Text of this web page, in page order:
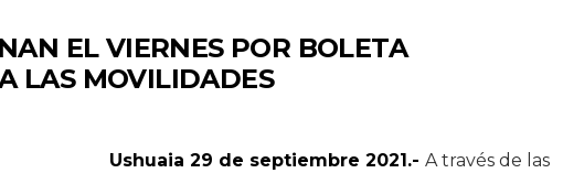
EL VIERNES POR BOLETA
LAS MOVILIDADES
Ushuaia 29 de septiembre 2021.- A través de las